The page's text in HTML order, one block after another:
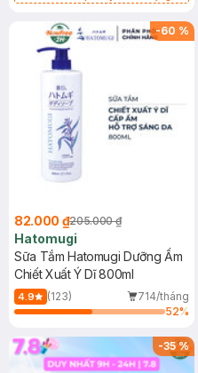
(SL có hạn)
-60 %
82.000 ₫205.000 ₫
Hatomugi
Sữa Tắm Hatomugi Dưỡng Ẩm
Chiết Xuất Ý Dĩ 800ml
4.9 (123)
714/tháng
52%
-35%